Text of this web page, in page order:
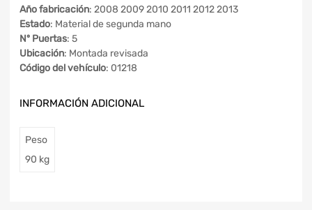
Año fabricación: 2008 2009 2010 2011 2012 2013
Estado: Material de segunda mano
Nº Puertas: 5
Ubicación: Montada revisada
Código del vehículo: 01218
INFORMACIÓN ADICIONAL
Peso
90 kg